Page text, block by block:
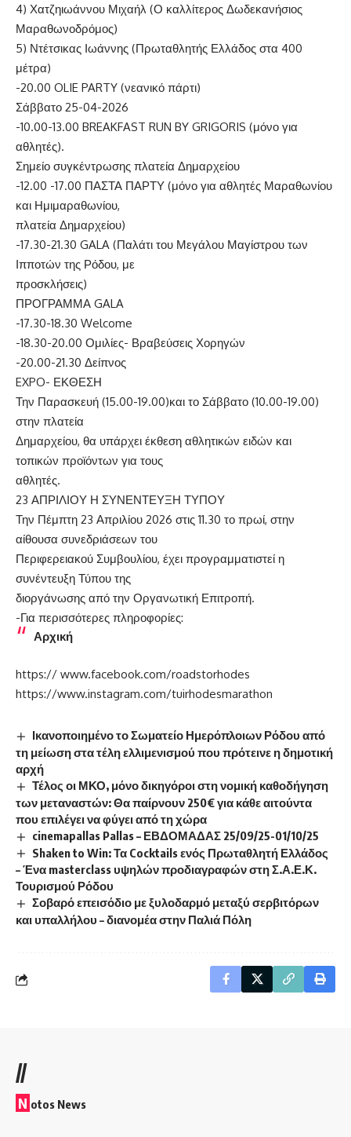
4) Χατζηιωάννου Μιχαήλ (Ο καλλίτερος Δωδεκανήσιος
Μαραθωνοδρόμος)
5) Ντέτσικας Ιωάννης (Πρωταθλητής Ελλάδος στα 400
μέτρα)
-20.00 OLIE PARTY (νεανικό πάρτι)
Σάββατο 25-04-2026
-10.00-13.00 BREAKFAST RUN BY GRIGORIS (μόνο για
αθλητές).
Σημείο συγκέντρωσης πλατεία Δημαρχείου
-12.00 -17.00 ΠΑΣΤΑ ΠΑΡΤΥ (μόνο για αθλητές Μαραθωνίου
και Ημιμαραθωνίου,
πλατεία Δημαρχείου)
-17.30-21.30 GALA (Παλάτι του Μεγάλου Μαγίστρου των
Ιπποτών της Ρόδου, με
προσκλήσεις)
ΠΡΟΓΡΑΜΜΑ GALA
-17.30-18.30 Welcome
-18.30-20.00 Ομιλίες- Βραβεύσεις Χορηγών
-20.00-21.30 Δείπνος
EXPO- ΕΚΘΕΣΗ
Την Παρασκευή (15.00-19.00)και το Σάββατο (10.00-19.00)
στην πλατεία
Δημαρχείου, θα υπάρχει έκθεση αθλητικών ειδών και
τοπικών προϊόντων για τους
αθλητές.
23 ΑΠΡΙΛΙΟΥ Η ΣΥΝΕΝΤΕΥΞΗ ΤΥΠΟΥ
Την Πέμπτη 23 Απριλίου 2026 στις 11.30 το πρωί, στην
αίθουσα συνεδριάσεων του
Περιφερειακού Συμβουλίου, έχει προγραμματιστεί η
συνέντευξη Τύπου της
διοργάνωσης από την Οργανωτική Επιτροπή.
-Για περισσότερες πληροφορίες:
Αρχική
https:// www.facebook.com/roadstorhodes
https://www.instagram.com/tuirhodesmarathon
Ικανοποιημένο το Σωματείο Ημερόπλοιων Ρόδου από
τη μείωση στα τέλη ελλιμενισμού που πρότεινε η δημοτική
αρχή
Τέλος οι ΜΚΟ, μόνο δικηγόροι στη νομική καθοδήγηση
των μεταναστών: Θα παίρνουν 250€ για κάθε αιτούντα
που επιλέγει να φύγει από τη χώρα
cinemapallas Pallas – ΕΒΔΟΜΑΔΑΣ 25/09/25-01/10/25
Shaken to Win: Τα Cocktails ενός Πρωταθλητή Ελλάδος
– Ένα masterclass υψηλών προδιαγραφών στη Σ.Α.Ε.Κ.
Τουρισμού Ρόδου
Σοβαρό επεισόδιο με ξυλοδαρμό μεταξύ σερβιτόρων
και υπαλλήλου – διανομέα στην Παλιά Πόλη
//
N otos News